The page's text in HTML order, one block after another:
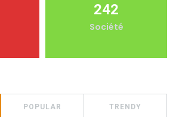
242
Société
POPULAR TRENDY